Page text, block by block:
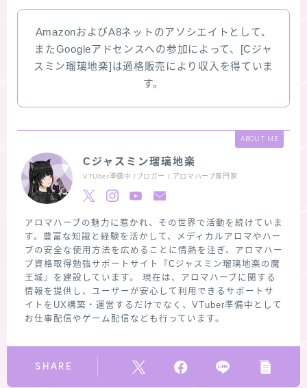
AmazonおよびA8ネットのアソシエイトとして、
またGoogleアドセンスへの参加によって、[Cジャ
スミン瑠璃地楽]は適格販売により収入を得ていま
す。
ABOUT ME
Cジャスミン瑠璃地楽
VTUber準備中 /ブロガー / アロマハーブ専門家
アロマハーブの魅力に惹かれ、その世界で活動を続けていま
す。豊富な知識と経験を活かして、メディカルアロマやハー
ブの安全な使用方法を広めることに情熱を注ぎ、アロマハー
ブ資格取得勉強サポートサイト『Cジャスミン瑠璃地楽の魔
王城』を建設しています。 現在は、アロマハーブに関する
情報を提供し、ユーザーが安心して利用できるサポートサ
イトをUX構築・運営するだけでなく、VTuber準備中として
お仕事配信やゲーム配信なども行っています。
SHARE